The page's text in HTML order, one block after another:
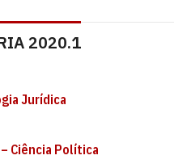
2020.1
Jurídica
Ciência Política